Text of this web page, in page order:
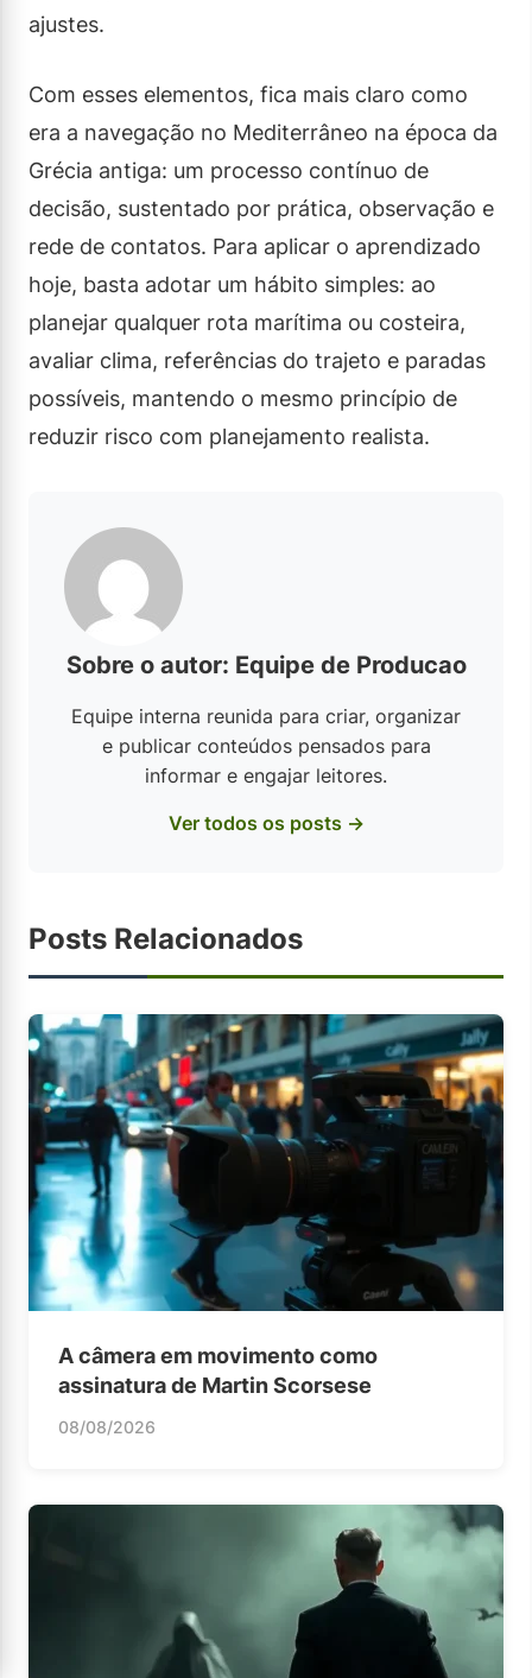
ajustes.
Com esses elementos, fica mais claro como
era a navegação no Mediterrâneo na época da
Grécia antiga: um processo contínuo de
decisão, sustentado por prática, observação e
rede de contatos. Para aplicar o aprendizado
hoje, basta adotar um hábito simples: ao
planejar qualquer rota marítima ou costeira,
avaliar clima, referências do trajeto e paradas
possíveis, mantendo o mesmo princípio de
reduzir risco com planejamento realista.
Sobre o autor: Equipe de Producao
Equipe interna reunida para criar, organizar
e publicar conteúdos pensados para
informar e engajar leitores.
Ver todos os posts →
Posts Relacionados
A câmera em movimento como
assinatura de Martin Scorsese
08/08/2026